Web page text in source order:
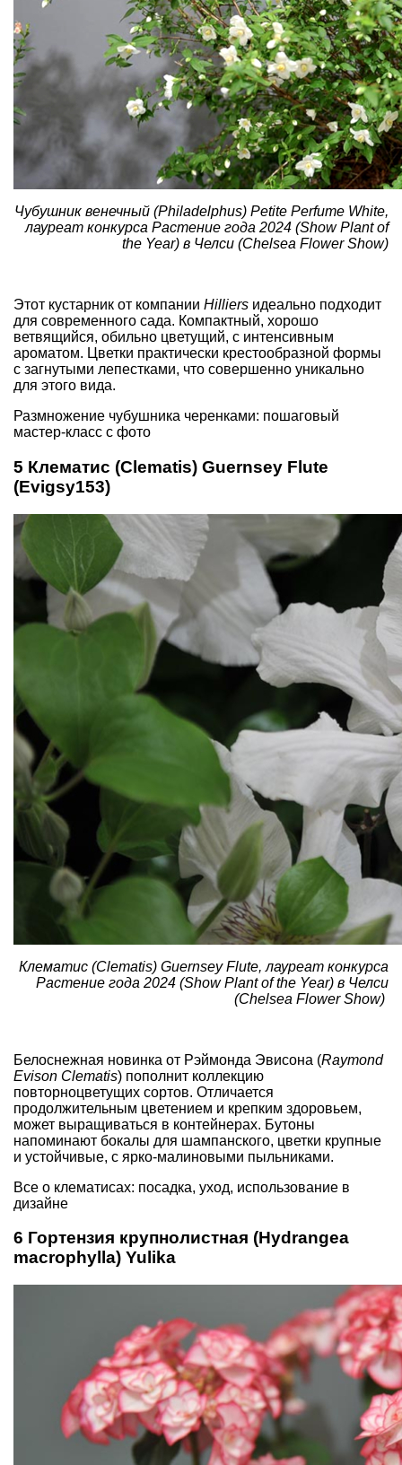
Чубушник венечный (Philadelphus) Petite Perfume White,
лауреат конкурса Растение года 2024 (Show Plant of
the Year) в Челси (Chelsea Flower Show)
Этот кустарник от компании Hilliers идеально подходит
для современного сада. Компактный, хорошо
ветвящийся, обильно цветущий, с интенсивным
ароматом. Цветки практически крестообразной формы
с загнутыми лепестками, что совершенно уникально
для этого вида.
Размножение чубушника черенками: пошаговый
мастер-класс с фото
5 Клематис (Clematis) Guernsey Flute
(Evigsy153)
Клематис (Clematis) Guernsey Flute, лауреат конкурса
Растение года 2024 (Show Plant of the Year) в Челси
(Chelsea Flower Show)
Белоснежная новинка от Рэймонда Эвисона (Raymond
Evison Clematis) пополнит коллекцию
повторноцветущих сортов. Отличается
продолжительным цветением и крепким здоровьем,
может выращиваться в контейнерах. Бутоны
напоминают бокалы для шампанского, цветки крупные
и устойчивые, с ярко-малиновыми пыльниками.
Все о клематисах: посадка, уход, использование в
дизайне
6 Гортензия крупнолистная (Hydrangea
macrophylla) Yulika